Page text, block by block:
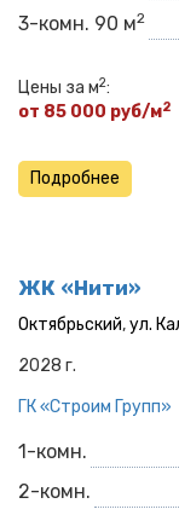
3-комн. 90 м2
Цены за м2:
от 85 000 руб/м2
Подробнее
ЖК «Нити»
Октябрьский,ул.
2028 г.
ГК «Строим Групп»
1-комн.
2-комн.